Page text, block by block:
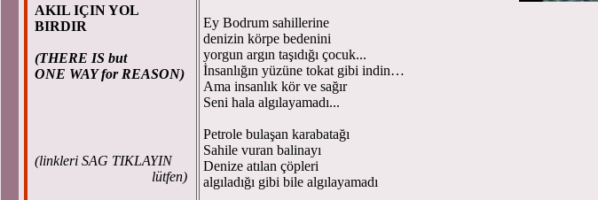
AKIL IÇIN YOL
BIRDIR
(THERE IS but
ONE WAY for REASON)
(linkleri SAG TIKLAYIN
lütfen)
Ey Bodrum sahillerine
denizin körpe bedenini
yorgun argın taşıdığı çocuk...
İnsanlığın yüzüne tokat gibi indin…
Ama insanlık kör ve sağır
Seni hala algılayamadı...
Petrole bulaşan karabatağı
Sahile vuran balinayı
Denize atılan çöpleri
algıladığı gibi bile algılayamadı